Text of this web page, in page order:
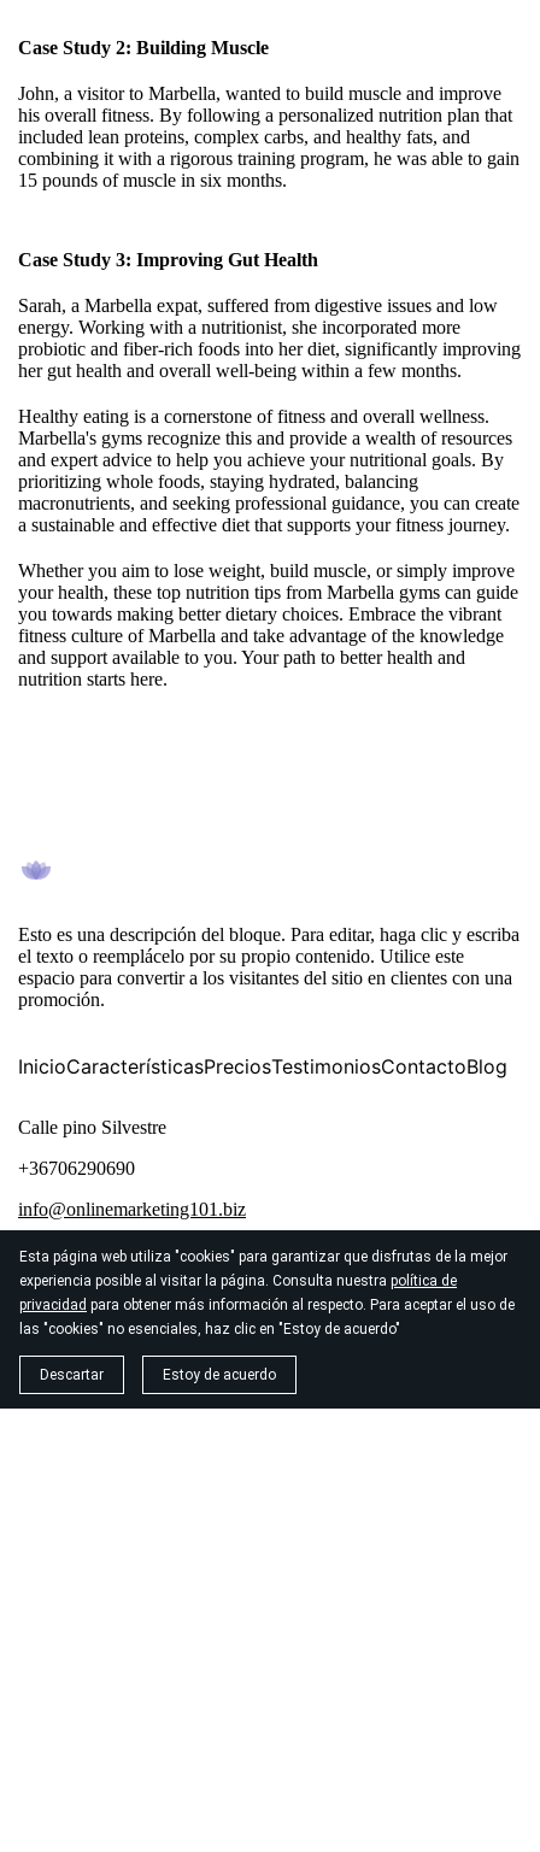
Esta página web utiliza "cookies" para garantizar que disfrutas de la mejor
experiencia posible al visitar la página. Consulta nuestra política de
privacidad para obtener más información al respecto. Para aceptar el uso de
las "cookies" no esenciales, haz clic en "Estoy de acuerdo"
Descartar Estoy de acuerdo
Case Study 2: Building Muscle
John, a visitor to Marbella, wanted to build muscle and improve
his overall fitness. By following a personalized nutrition plan that
included lean proteins, complex carbs, and healthy fats, and
combining it with a rigorous training program, he was able to gain
15 pounds of muscle in six months.
Case Study 3: Improving Gut Health
Sarah, a Marbella expat, suffered from digestive issues and low
energy. Working with a nutritionist, she incorporated more
probiotic and fiber-rich foods into her diet, significantly improving
her gut health and overall well-being within a few months.
Healthy eating is a cornerstone of fitness and overall wellness.
Marbella's gyms recognize this and provide a wealth of resources
and expert advice to help you achieve your nutritional goals. By
prioritizing whole foods, staying hydrated, balancing
macronutrients, and seeking professional guidance, you can create
a sustainable and effective diet that supports your fitness journey.
Whether you aim to lose weight, build muscle, or simply improve
your health, these top nutrition tips from Marbella gyms can guide
you towards making better dietary choices. Embrace the vibrant
fitness culture of Marbella and take advantage of the knowledge
and support available to you. Your path to better health and
nutrition starts here.
Esto es una descripción del bloque. Para editar, haga clic y escriba
el texto o reemplácelo por su propio contenido. Utilice este
espacio para convertir a los visitantes del sitio en clientes con una
promoción.
InicioCaracterísticasPreciosTestimoniosContactoBlog
Calle pino Silvestre
+36706290690
info@onlinemarketing101.biz
© 2026 Gym Marbella